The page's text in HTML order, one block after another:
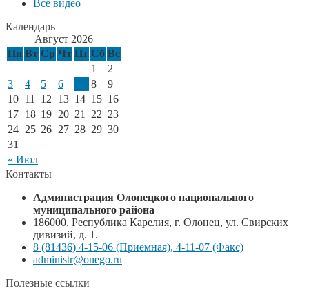
Все видео
Календарь
Август 2026
Пн Вт Ср Чт Пт Сб Вс
« Июл
1
2
3
4 5 6 8
9
10 11 12 13 14 15 16
17 18 19 20 21 22 23
24 25 26 27 28 29 30
31
Контакты
Администрация Олонецкого национального
муниципального района
186000, Республика Карелия, г. Олонец, ул. Свирских
дивизий, д. 1.
8 (81436) 4-15-06 (Приемная), 4-11-07 (Факс)
administr@onego.ru
Полезные ссылки